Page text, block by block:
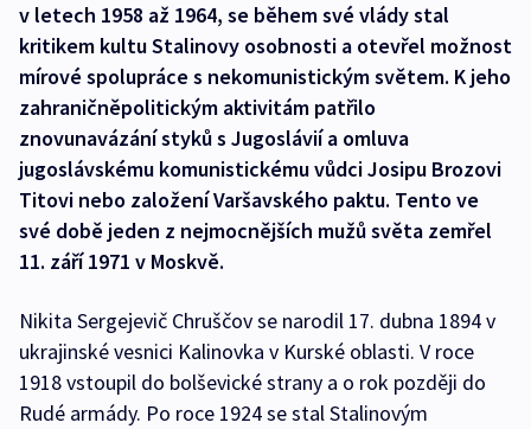
v letech 1958 až 1964, se během své vlády stal
kritikem kultu Stalinovy osobnosti a otevřel možnost
mírové spolupráce s nekomunistickým světem. K jeho
zahraničněpolitickým aktivitám patřilo
znovunavázání styků s Jugoslávií a omluva
jugoslávskému komunistickému vůdci Josipu Brozovi
Titovi nebo založení Varšavského paktu. Tento ve
své době jeden z nejmocnějších mužů světa zemřel
11. září 1971 v Moskvě.
Nikita Sergejevič Chruščov se narodil 17. dubna 1894 v
ukrajinské vesnici Kalinovka v Kurské oblasti. V roce
1918 vstoupil do bolševické strany a o rok později do
Rudé armády. Po roce 1924 se stal Stalinovým